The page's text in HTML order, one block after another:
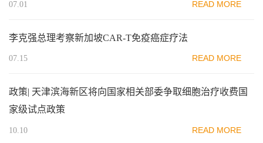
07.01 READ MORE
李克强总理考察新加坡CAR-T免疫癌症疗法
07.15 READ MORE
政策| 天津滨海新区将向国家相关部委争取细胞治疗收费国
家级试点政策
10.10 READ MORE